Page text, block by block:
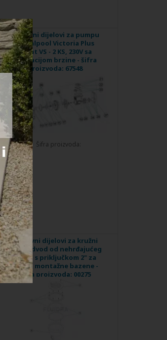
Rezervni dijelovi za pumpu
Astralpool Victoria Plus
Silent VS - 2 KS, 230V sa
regulacijom brzine - šifra
proizvoda: 67548
Šifra proizvoda:
Rezervni dijelovi za kružni
donji odvod od nehrđajućeg
čelika s priključkom 2" za
folije i montažne bazene -
šifra proizvoda: 00275